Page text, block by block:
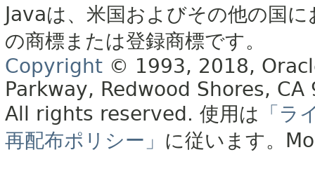
Javaは、米国およびその他の国
の商標または登録商標です。
Copyright © 1993, 2018,
Parkway, Redwood Shores, CA
All rights reserved. 使用は 「ラ
再配布ポリシー」 に従います。